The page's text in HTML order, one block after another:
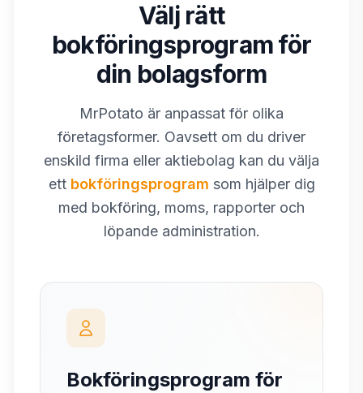
Välj rätt
bokföringsprogram för
din bolagsform
MrPotato är anpassat för olika
företagsformer. Oavsett om du driver
enskild firma eller aktiebolag kan du välja
ett bokföringsprogram som hjälper dig
med bokföring, moms, rapporter och
löpande administration.
Bokföringsprogram för